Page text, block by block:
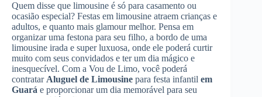
Quem disse que limousine é só para casamento ou
ocasião especial? Festas em limousine atraem crianças e
adultos, e quanto mais glamour melhor. Pensa em
organizar uma festona para seu filho, a bordo de uma
limousine irada e super luxuosa, onde ele poderá curtir
muito com seus convidados e ter um dia mágico e
inesquecível. Com a Vou de Limo, você poderá
contratar Aluguel de Limousine para festa infantil em
Guará e proporcionar um dia memorável para seu